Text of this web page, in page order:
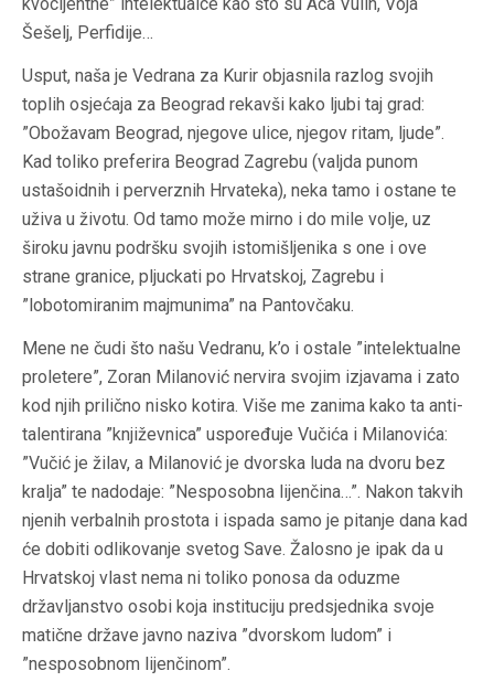
Šešelj, Perfidije…
Usput, naša je Vedrana za Kurir objasnila razlog svojih
toplih osjećaja za Beograd rekavši kako ljubi taj grad:
”Obožavam Beograd, njegove ulice, njegov ritam, ljude”.
Kad toliko preferira Beograd Zagrebu (valjda punom
ustašoidnih i perverznih Hrvateka), neka tamo i ostane te
uživa u životu. Od tamo može mirno i do mile volje, uz
široku javnu podršku svojih istomišljenika s one i ove
strane granice, pljuckati po Hrvatskoj, Zagrebu i
”lobotomiranim majmunima” na Pantovčaku.
Mene ne čudi što našu Vedranu, k’o i ostale ”intelektualne
proletere”, Zoran Milanović nervira svojim izjavama i zato
kod njih prilično nisko kotira. Više me zanima kako ta anti-
talentirana ”književnica” uspoređuje Vučića i Milanovića:
”Vučić je žilav, a Milanović je dvorska luda na dvoru bez
kralja” te nadodaje: ”Nesposobna lijenčina…”. Nakon takvih
njenih verbalnih prostota i ispada samo je pitanje dana kad
će dobiti odlikovanje svetog Save. Žalosno je ipak da u
Hrvatskoj vlast nema ni toliko ponosa da oduzme
državljanstvo osobi koja instituciju predsjednika svoje
matične države javno naziva ”dvorskom ludom” i
”nesposobnom lijenčinom”.